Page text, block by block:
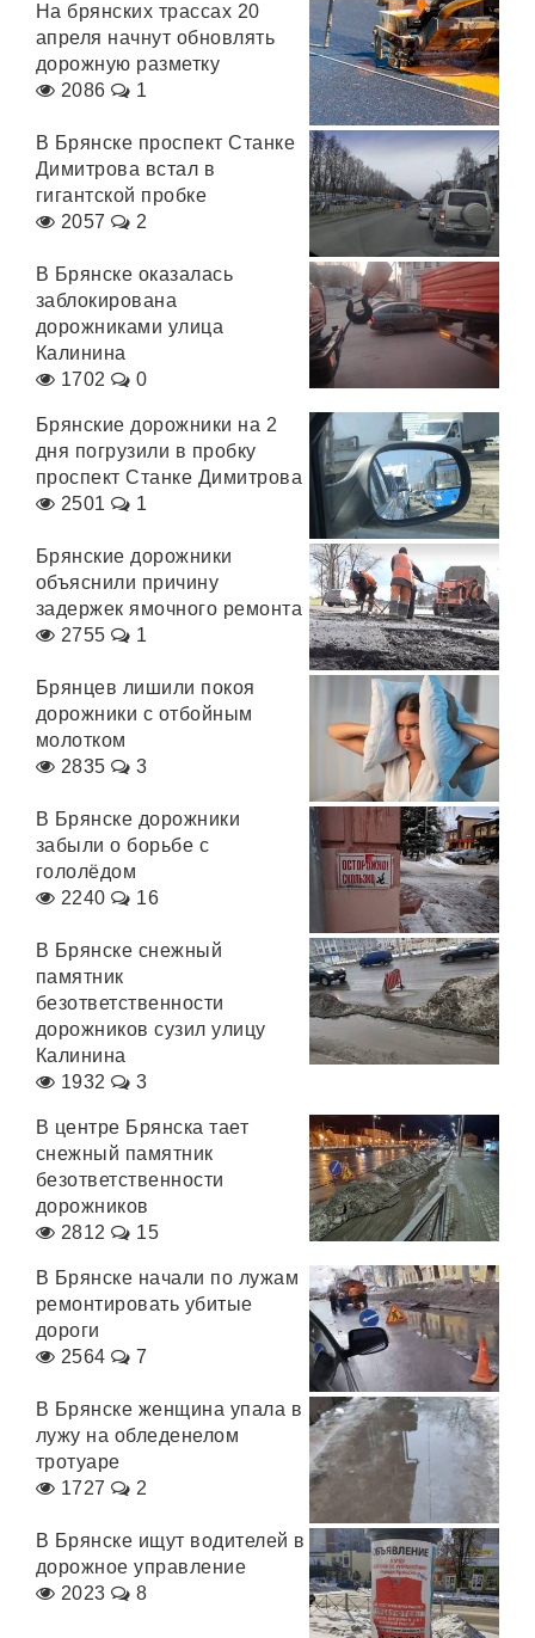
На брянских трассах 20
апреля начнут обновлять
дорожную разметку
2086
1
В Брянске проспект Станке
Димитрова встал в
гигантской пробке
2057
2
В Брянске оказалась
заблокирована
дорожниками улица
Калинина
1702
0
Брянские дорожники на 2
дня погрузили в пробку
проспект Станке Димитрова
2501
1
Брянские дорожники
объяснили причину
задержек ямочного ремонта
2755
1
Брянцев лишили покоя
дорожники с отбойным
молотком
2835
3
В Брянске дорожники
забыли о борьбе с
гололёдом
2240
16
В Брянске снежный
памятник
безответственности
дорожников сузил улицу
Калинина
1932
3
В центре Брянска тает
снежный памятник
безответственности
дорожников
2812
15
В Брянске начали по лужам
ремонтировать убитые
дороги
2564
7
В Брянске женщина упала в
лужу на обледенелом
тротуаре
1727
2
В Брянске ищут водителей в
дорожное управление
2023
8